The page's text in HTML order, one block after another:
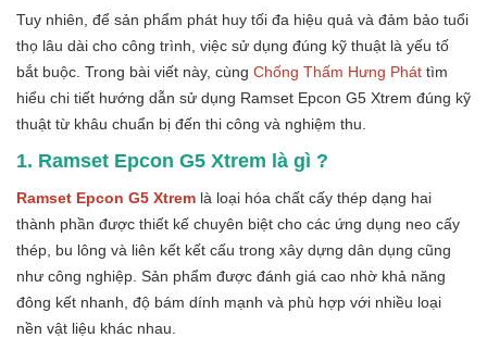
Tuy nhiên, để sản phẩm phát huy tối đa hiệu quả và đảm bảo tuổi
thọ lâu dài cho công trình, việc sử dụng đúng kỹ thuật là yếu tố
bắt buộc. Trong bài viết này, cùng Chống Thấm Hưng Phát tìm
hiểu chi tiết hướng dẫn sử dụng Ramset Epcon G5 Xtrem đúng kỹ
thuật từ khâu chuẩn bị đến thi công và nghiệm thu.
1. Ramset Epcon G5 Xtrem là gì ?
Ramset Epcon G5 Xtrem là loại hóa chất cấy thép dạng hai
thành phần được thiết kế chuyên biệt cho các ứng dụng neo cấy
thép, bu lông và liên kết kết cấu trong xây dựng dân dụng cũng
như công nghiệp. Sản phẩm được đánh giá cao nhờ khả năng
đông kết nhanh, độ bám dính mạnh và phù hợp với nhiều loại
nền vật liệu khác nhau.